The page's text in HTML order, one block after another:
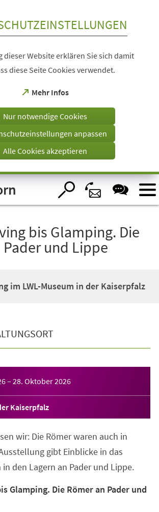
dieser Website erklären Sie sich damit
diese Seite Cookies verwendet.
Mehr Infos
(Öffnet
einem
Tab)
Nur notwendige Cookies
anpassen
Alle Cookies akzeptieren
bis Glamping. Die
Pader und Lippe
im LWL-Museum in der Kaiserpfalz
– 28. Oktober 2026
Kaiserpfalz
wir: Die Römer waren auch in
gibt Einblicke in das
den Lagern an Pader und Lippe.
Glamping. Die Römer an Pader und